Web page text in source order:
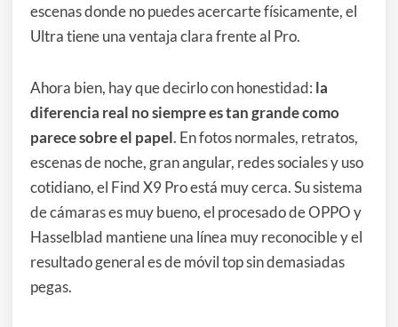
escenas donde no puedes acercarte físicamente, el
Ultra tiene una ventaja clara frente al Pro.
Ahora bien, hay que decirlo con honestidad: la
diferencia real no siempre es tan grande como
parece sobre el papel. En fotos normales, retratos,
escenas de noche, gran angular, redes sociales y uso
cotidiano, el Find X9 Pro está muy cerca. Su sistema
de cámaras es muy bueno, el procesado de OPPO y
Hasselblad mantiene una línea muy reconocible y el
resultado general es de móvil top sin demasiadas
pegas.